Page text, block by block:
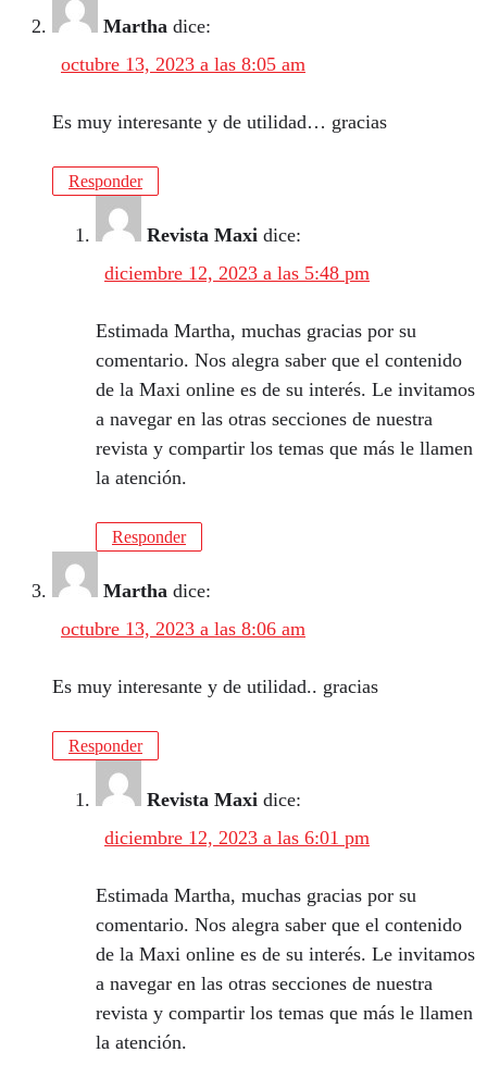
Martha dice:
octubre 13, 2023 a las 8:05 am
Es muy interesante y de utilidad… gracias
Responder
Revista Maxi dice:
diciembre 12, 2023 a las 5:48 pm
Estimada Martha, muchas gracias por su
comentario. Nos alegra saber que el contenido
de la Maxi online es de su interés. Le invitamos
a navegar en las otras secciones de nuestra
revista y compartir los temas que más le llamen
la atención.
Responder
Martha dice:
octubre 13, 2023 a las 8:06 am
Es muy interesante y de utilidad.. gracias
Responder
Revista Maxi dice:
diciembre 12, 2023 a las 6:01 pm
Estimada Martha, muchas gracias por su
comentario. Nos alegra saber que el contenido
de la Maxi online es de su interés. Le invitamos
a navegar en las otras secciones de nuestra
revista y compartir los temas que más le llamen
la atención.